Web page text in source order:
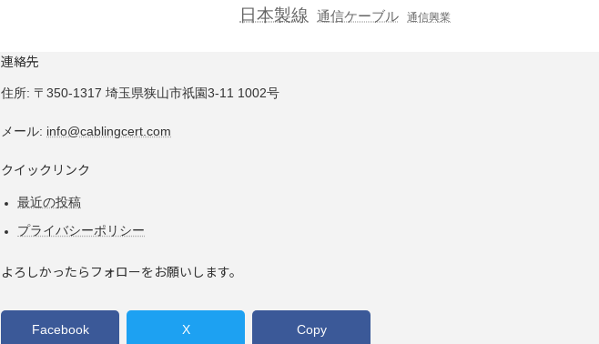
日本製線 通信ケーブル 通信興業
連絡先
住所: 〒350-1317 埼玉県狭山市祇園3-11 1002号
メール: info@cablingcert.com
クイックリンク
最近の投稿
プライバシーポリシー
よろしかったらフォローをお願いします。
Facebook X Copy